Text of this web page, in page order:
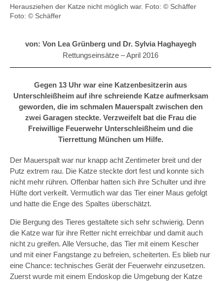
Herausziehen der Katze nicht möglich war. Foto: © Schäffer
Foto: © Schäffer
von: Von Lea Grünberg und Dr. Sylvia Haghayegh
Rettungseinsätze –April 2016
Gegen 13 Uhr war eine Katzenbesitzerin aus
Unterschleißheim auf ihre schreiende Katze aufmerksam
geworden, die im schmalen Mauerspalt zwischen den
zwei Garagen steckte. Verzweifelt bat die Frau die
Freiwillige Feuerwehr Unterschleißheim und die
Tierrettung München um Hilfe.
Der Mauerspalt war nur knapp acht Zentimeter breit und der
Putz extrem rau. Die Katze steckte dort fest und konnte sich
nicht mehr rühren. Offenbar hatten sich ihre Schulter und ihre
Hüfte dort verkeilt. Vermutlich war das Tier einer Maus gefolgt
und hatte die Enge des Spaltes überschätzt.
Die Bergung des Tieres gestaltete sich sehr schwierig. Denn
die Katze war für ihre Retter nicht erreichbar und damit auch
nicht zu greifen. Alle Versuche, das Tier mit einem Kescher
und mit einer Fangstange zu befreien, scheiterten. Es blieb nur
eine Chance: technisches Gerät der Feuerwehr einzusetzen.
Zuerst wurde mit einem Endoskop die Umgebung der Katze